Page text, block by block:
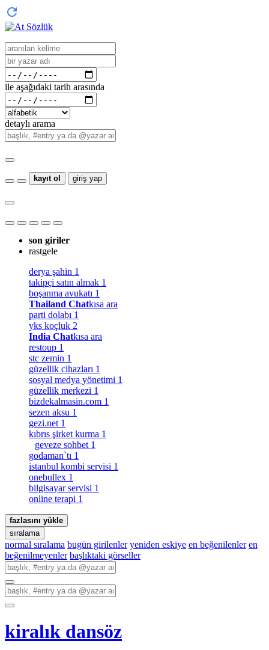
ile aşağıdaki tarih arasında
detaylı arama
kayıt ol giriş yap
son giriler
rastgele
derya şahin 1
takipçi satın almak 1
boşanma avukatı 1
Thailand Chatkısa ara
parti dolabı 1
yks koçluk 2
India Chatkısa ara
restoup 1
stc zemin 1
güzellik cihazları 1
sosyal medya yönetimi 1
güzellik merkezi 1
bizdekalmasin.com 1
sezen aksu 1
gezi.net 1
kıbrıs şirket kurma 1
geveze sohbet 1
godaman`tı 1
istanbul kombi servisi 1
onebullex 1
bilgisayar servisi 1
online terapi 1
fazlasını yükle
sıralama
normal sıralama bugün girilenler yeniden eskiye en beğenilenler en
beğenilmeyenler başlıktaki görseller
kiralık dansöz